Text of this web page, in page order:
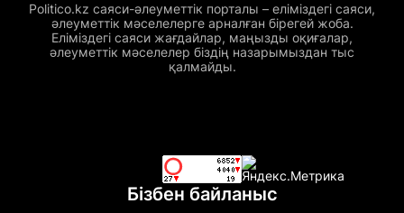
Politico.kz саяси-әлеуметтік порталы – еліміздегі саяси,
әлеуметтік мәселелерге арналған бірегей жоба.
Еліміздегі саяси жағдайлар, маңызды оқиғалар,
әлеуметтік мәселелер біздің назарымыздан тыс
қалмайды.
Бізбен байланыс